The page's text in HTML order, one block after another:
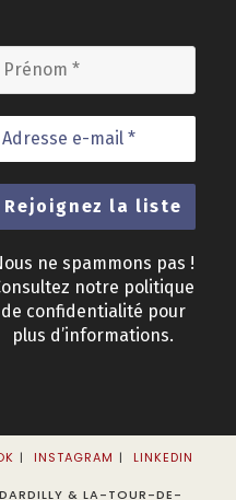
ne spammons pas !
notre politique
de confidentialité pour
plus d’informations.
INSTAGRAM LINKEDIN
& LA-TOUR-DE-